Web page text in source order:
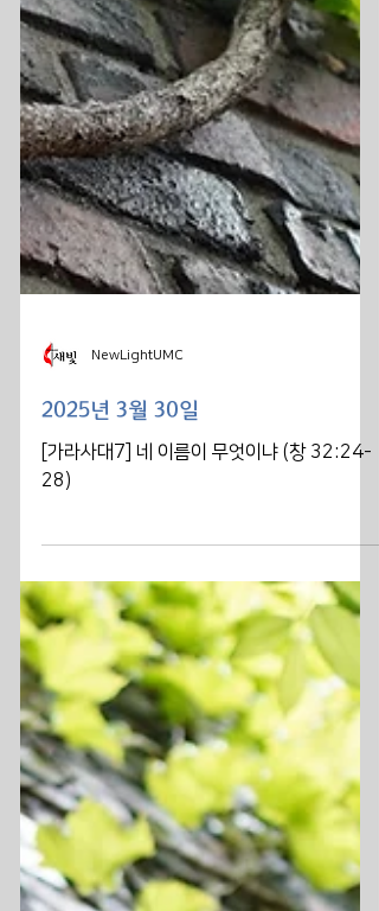
NewLightUMC
2025년 3월 30일
[가라사대7] 네 이름이 무엇이냐 (창 32:24-